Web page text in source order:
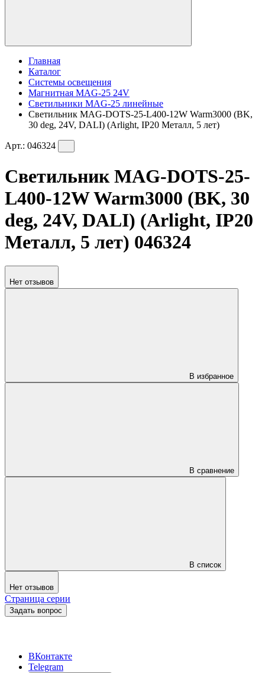
Главная
Каталог
Системы освещения
Магнитная MAG-25 24V
Светильники MAG-25 линейные
Светильник MAG-DOTS-25-L400-12W Warm3000 (BK,
30 deg, 24V, DALI) (Arlight, IP20 Металл, 5 лет)
Арт.: 046324
Светильник MAG-DOTS-25-
L400-12W Warm3000 (BK, 30
deg, 24V, DALI) (Arlight, IP20
Металл, 5 лет) 046324
Нет отзывов
В избранное
В сравнение
В список
Нет отзывов
Страница серии
Задать вопрос
ВКонтакте
Telegram